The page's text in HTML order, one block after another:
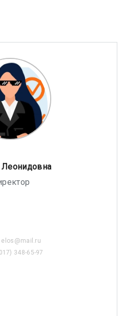
Леонидовна
elos@mail.ru
348-65-97